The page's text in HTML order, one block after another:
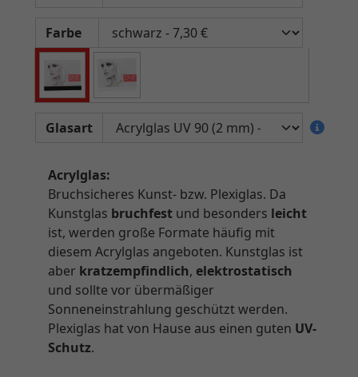
Farbe
Glasart
Acrylglas:
Bruchsicheres Kunst- bzw. Plexiglas. Da
Kunstglas bruchfest und besonders leicht
ist, werden große Formate häufig mit
diesem Acrylglas angeboten. Kunstglas ist
aber kratzempfindlich, elektrostatisch
und sollte vor übermäßiger
Sonneneinstrahlung geschützt werden.
Plexiglas hat von Hause aus einen guten UV-
Schutz.